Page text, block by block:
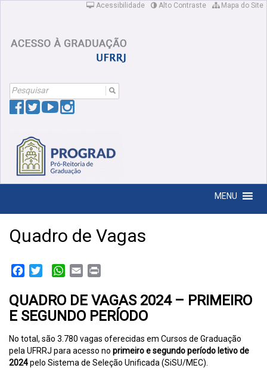
Mapa do Site
Alto Contraste
Acessibilidade
Search
For:
MENU
Quadro de Vagas
Facebook
Twitter WhatsApp
Email
QUADRO DE VAGAS 2024 – PRIMEIRO
E SEGUNDO PERÍODO
No total, são 3.780 vagas oferecidas em Cursos de Graduação
pela UFRRJ para acesso no primeiro e segundo período letivo de
2024pelo Sistema de Seleção Unificada (SiSU/MEC).